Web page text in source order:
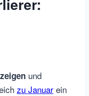
und
zu Januar ein